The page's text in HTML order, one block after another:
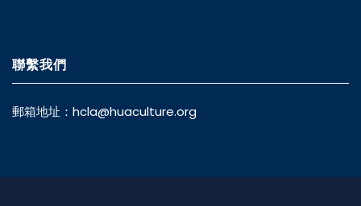
聯繫我們
郵箱地址： hcla@huaculture.org